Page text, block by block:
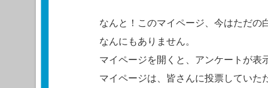
なんと！このマイページ、今はただの
なんにもありません。
マイページを開くと、アンケートが表
マイページは、皆さんに投票していた